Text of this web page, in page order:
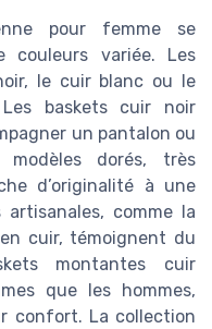
pour femme se
variée. Les
le cuir blanc ou le
baskets cuir noir
un pantalon ou
dorés, très
d’originalité à une
comme la
cuir, témoignent du
montantes cuir
que les hommes,
confort. La collection